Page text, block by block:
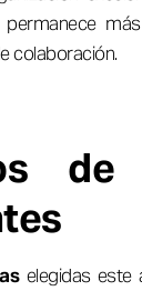
colaboración.
elegidas este